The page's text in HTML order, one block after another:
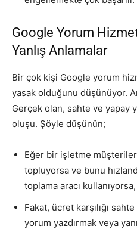
Google Yorum
Yanlış Anlamalar
Bir çok kişi Google yorum
yasak olduğunu düşünüyor.
Gerçek olan, sahte ve yapay
oluşu. Şöyle düşünün;
Eğer bir işletme
topluyorsa ve bunu
toplama aracı
Fakat, ücret karşılığı
yorum yazdırmak veya